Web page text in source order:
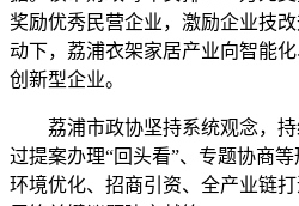
奖励优秀民营企业，激励企业技
动下，荔浦衣架家居产业向智能
创新型企业。
荔浦市政协坚持系统观念，持
过提案办理“回头看”、专题协商
环境优化、招商引资、全产业链